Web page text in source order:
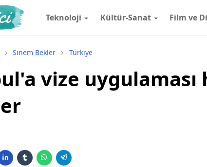
Teknoloji Kültür-Sanat Film ve
Sinem Bekler Türkiye
vize uygulaması